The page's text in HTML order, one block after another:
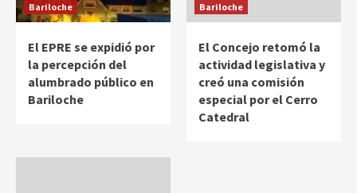
Bariloche
El EPRE se expidió por
la percepción del
alumbrado público en
Bariloche
Bariloche
El Concejo retomó la
actividad legislativa y
creó una comisión
especial por el Cerro
Catedral